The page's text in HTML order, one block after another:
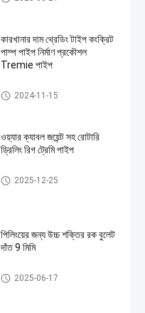
কারখানার দাম থ্রেডিং টাইপ কংক্রিট
পাম্প পাইপ নির্মাণ প্রকৌশল
Tremie পাইপ
ড্রিলিং রিগ টুল
2024-11-15
ওয়্যার ক্যাবল জয়েন্ট সহ রোটারি
ড্রিলিং রিগ ট্রেমি পাইপ
ড্রিলিং রিগ টুল
2025-12-25
পিলিংয়ের জন্য উচ্চ শক্তির রক বুলেট
দাঁত 9 মিমি
ড্রিলিং রিগ টুল
2025-06-17